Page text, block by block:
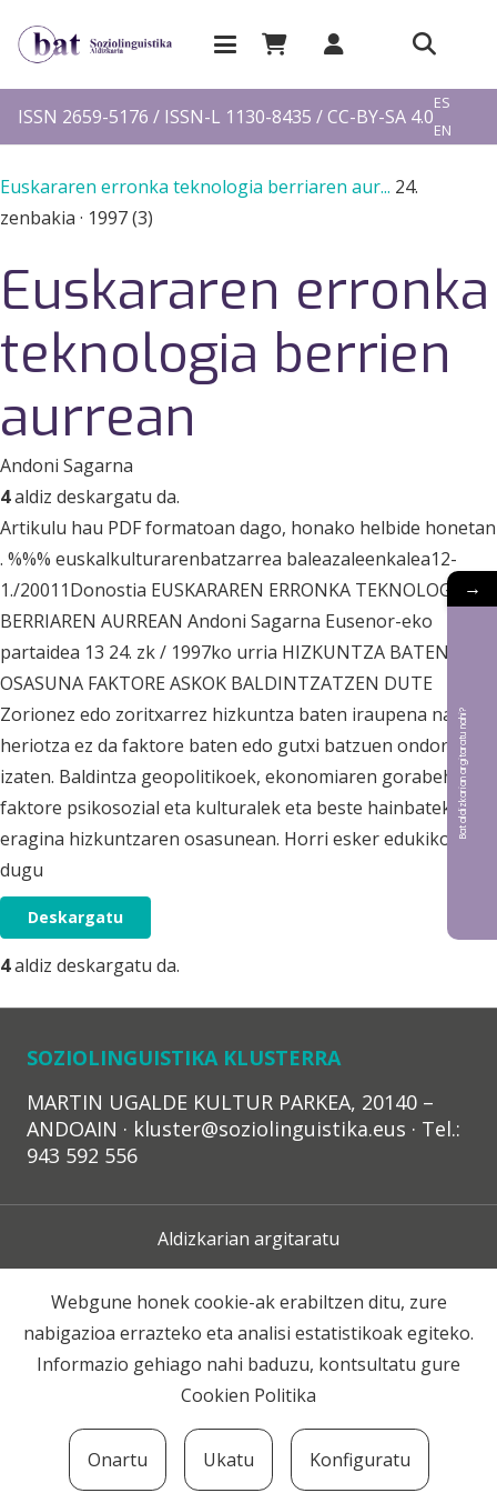
ISSN 2659-5176 / ISSN-L 1130-8435 / CC-BY-SA 4.0
ES
EN
Euskararen erronka teknologia berriaren aur... 24.
zenbakia · 1997 (3)
Euskararen erronka
teknologia berrien
aurrean
Andoni Sagarna
4aldiz deskargatu da.
Artikulu hau PDF formatoan dago, honako helbide honetan
. %%% euskalkulturarenbatzarrea baleazaleenkalea12-
1./20011Donostia EUSKARAREN ERRONKA TEKNOLOGIA
BERRIAREN AURREAN Andoni Sagarna Eusenor-eko
partaidea 13 24. zk / 1997ko urria HIZKUNTZA BATEN
OSASUNA FAKTORE ASKOK BALDINTZATZEN DUTE
Zorionez edo zoritxarrez hizkuntza baten iraupena nahiz
heriotza ez da faktore baten edo gutxi batzuen ondorio
izaten. Baldintza geopolitikoek, ekonomiaren gorabeherek,
faktore psikosozial eta kulturalek eta beste hainbatek dute
eragina hizkuntzaren osasunean. Horri esker edukiko
dugu
Deskargatu
4aldiz deskargatu da.
SOZIOLINGUISTIKA KLUSTERRA
MARTIN UGALDE KULTUR PARKEA, 20140 –
ANDOAIN · kluster@soziolinguistika.eus · Tel.:
943 592 556
Aldizkarian argitaratu
Lege Oharra
Harpidetza
© 2020 Soziolinguistika Klusterra
Webgune honek cookie-ak erabiltzen ditu, zure
nabigazioa errazteko eta analisi estatistikoak egiteko.
Informazio gehiago nahi baduzu, kontsultatu gure
Cookien Politika
Onartu Ukatu Konfiguratu
→
Bat aldizkarian argitaratu nahi?